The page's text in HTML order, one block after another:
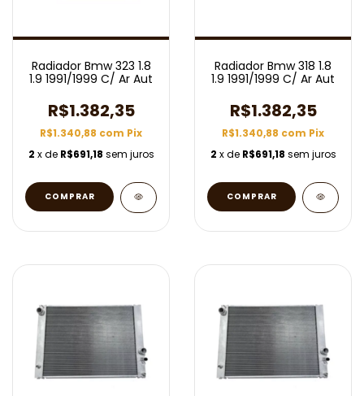
Radiador Bmw 323 1.8
1.9 1991/1999 C/ Ar Aut
R$1.382,35
R$1.340,88 com Pix
2 x de R$691,18 sem juros
Radiador Bmw 318 1.8
1.9 1991/1999 C/ Ar Aut
R$1.382,35
R$1.340,88 com Pix
2 x de R$691,18 sem juros